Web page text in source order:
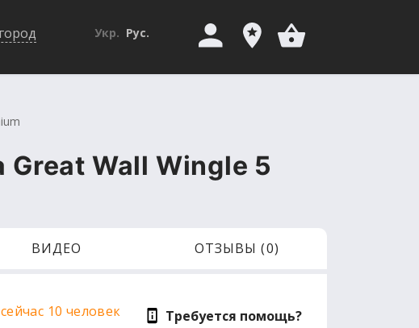
Укр. Рус.
Wall Wingle 5
ВИДЕО ОТЗЫВЫ (0)
10 человек
Требуется помощь?